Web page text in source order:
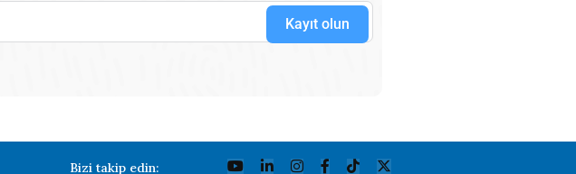
Kayıt olun
Bizi takip edin: